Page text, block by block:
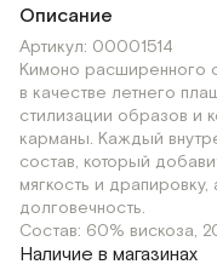
Описание
Артикул: 00001514
Кимоно расширенного
в качестве летнего
стилизации образов и
карманы. Каждый
состав, который
мягкость и
долговечность.
Состав: 60% вискоза,
Наличие в магазинах